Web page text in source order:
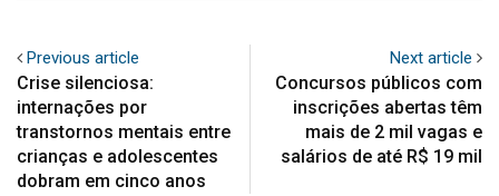
Previous article
Crise silenciosa:
internações por
transtornos mentais entre
crianças e adolescentes
dobram em cinco anos
Next article
Concursos públicos com
inscrições abertas têm
mais de 2 mil vagas e
salários de até R$ 19 mil